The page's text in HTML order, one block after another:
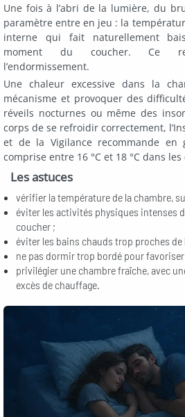
Une fois à l’abri de la lumière, du
paramètre entre en jeu : la
interne qui fait naturellement
moment du coucher. Ce
l’endormissement.
Une chaleur excessive dans la
mécanisme et provoquer des
réveils nocturnes ou même des
corps de se refroidir correctement,
et de la Vigilance recommande en
comprise entre 16 °C et 18 °C dans
Les astuces
vérifier la température de la chambre,
éviter les activités physiques intenses
coucher ;
éviter les bains chauds trop proches de
ne pas dormir trop bordé pour favoriser
privilégier une chambre fraîche, avec
excès de chauffage.